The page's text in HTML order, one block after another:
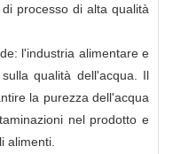
processo di alta qualità
l'industria alimentare e
qualità dell'acqua. Il
la purezza dell'acqua
nel prodotto e
alimenti.